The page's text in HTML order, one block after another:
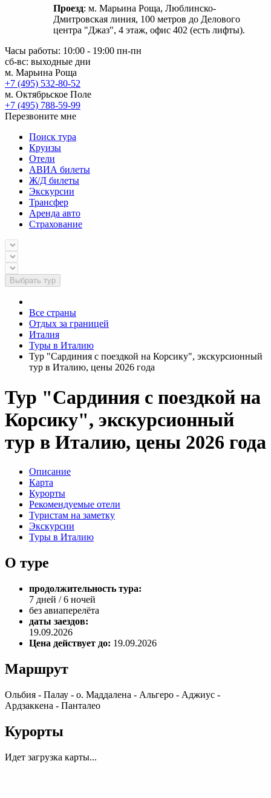
Проезд: м. Марьина Роща, Люблинско-
Дмитровская линия, 100 метров до Делового
центра "Джаз", 4 этаж, офис 402 (есть лифты).
Часы работы: 10:00 - 19:00 пн-пн
сб-вс: выходные дни
м. Марьина Роща
+7 (495) 532-80-52
м. Октябрьское Поле
+7 (495) 788-59-99
Перезвоните мне
Поиск тура
Круизы
Отели
АВИА билеты
Ж/Д билеты
Экскурсии
Трансфер
Аренда авто
Страхование
Выбрать тур
Все страны
Отдых за границей
Италия
Туры в Италию
Тур "Сардиния с поездкой на Корсику", экскурсионный
тур в Италию, цены 2026 года
Тур "Сардиния с поездкой на
Корсику", экскурсионный
тур в Италию, цены 2026 года
Описание
Карта
Курорты
Рекомендуемые отели
Туристам на заметку
Экскурсии
Туры в Италию
О туре
продолжительность тура:
7 дней / 6 ночей
без авиаперелёта
даты заездов:
19.09.2026
Цена действует до: 19.09.2026
Маршрут
Ольбия - Палау - о. Маддалена - Альгеро - Аджиус -
Ардзаккена - Панталео
Курорты
Идет загрузка карты...